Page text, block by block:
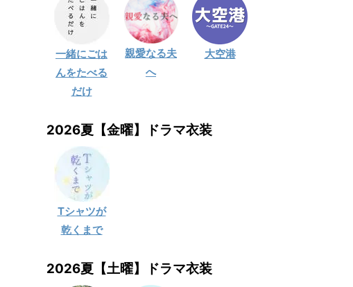
一緒にごは
んをたべる
だけ
親愛なる夫
へ
大空港
2026夏【金曜】ドラマ衣装
Tシャツが
乾くまで
2026夏【土曜】ドラマ衣装